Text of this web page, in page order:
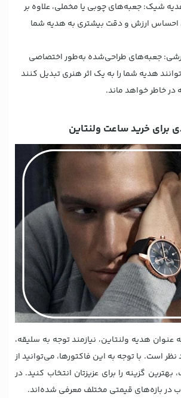
شیک: جعبه‌های چوبی یا مخملی، علاوه بر
ارزش و دقت بیشتری به هدیه شما
جعبه‌های طراحی‌شده به‌طور اختصاصی
هدیه شما را به یک اثر هنری تبدیل کنند
خاطر خواهد ماند.
برای خرید ساعت ولنتاین
هدیه ولنتاین، نیازمند توجه به سلیقه،
است. با توجه به این فاکتورها، می‌توانید از
بهترین گزینه را برای عزیزتان انتخاب کنید. در
در بازه‌های قیمتی مختلف معرفی شده‌اند.